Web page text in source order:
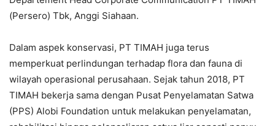
(Persero) Tbk, Anggi Siahaan.
Dalam aspek konservasi, PT TIMAH juga terus
memperkuat perlindungan terhadap flora dan fauna di
wilayah operasional perusahaan. Sejak tahun 2018, PT
TIMAH bekerja sama dengan Pusat Penyelamatan Satwa
(PPS) Alobi Foundation untuk melakukan penyelamatan,